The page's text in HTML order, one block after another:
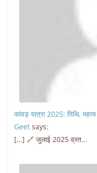
कांवड़ यात्रा 2025: तिथि,
Geet says:
[…] 🔗 जुलाई 2025 व्रत...